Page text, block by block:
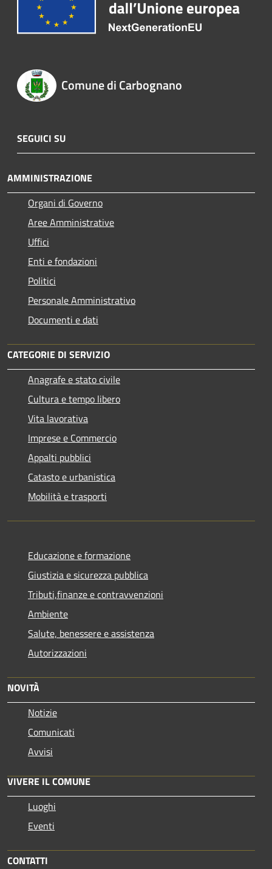
Comune di Carbognano
SEGUICI SU
AMMINISTRAZIONE
Organi di Governo
Aree Amministrative
Uffici
Enti e fondazioni
Politici
Personale Amministrativo
Documenti e dati
CATEGORIE DI SERVIZIO
Anagrafe e stato civile
Cultura e tempo libero
Vita lavorativa
Imprese e Commercio
Appalti pubblici
Catasto e urbanistica
Mobilità e trasporti
Educazione e formazione
Giustizia e sicurezza pubblica
Tributi,finanze e contravvenzioni
Ambiente
Salute, benessere e assistenza
Autorizzazioni
NOVITÀ
Notizie
Comunicati
Avvisi
VIVERE IL COMUNE
Luoghi
Eventi
CONTATTI